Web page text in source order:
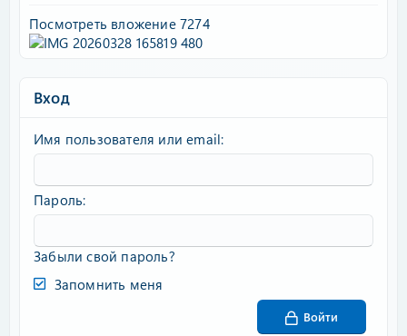
Посмотреть вложение 7274
Вход
Имя пользователя или email
Пароль
Забыли свой пароль?
Запомнить меня
Войти